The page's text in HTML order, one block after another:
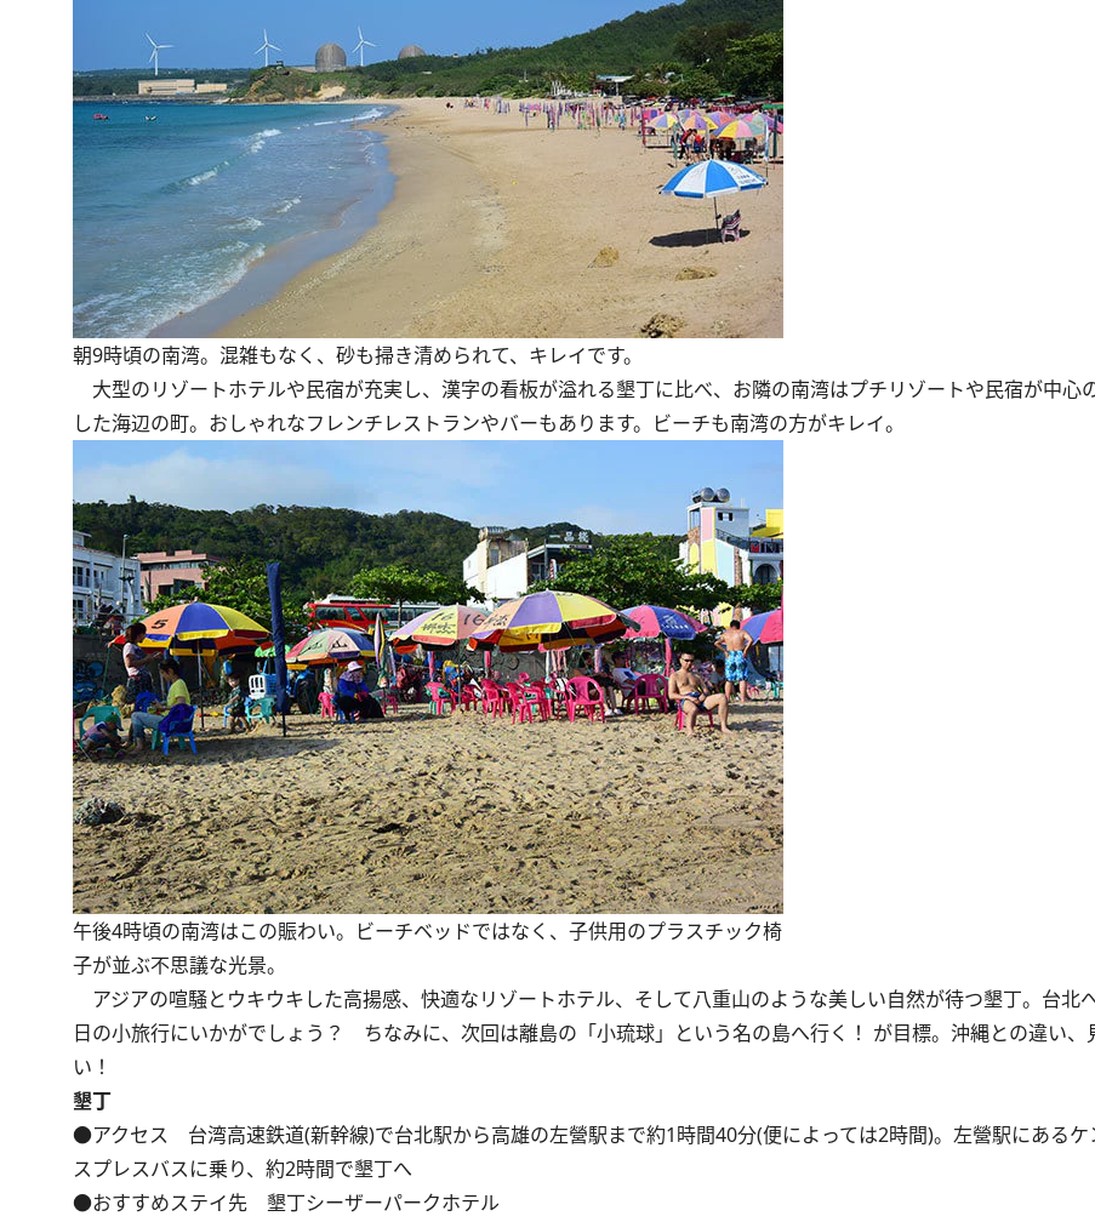
朝9時頃の南湾。混雑もなく、砂も掃き清められて、キレイです。
大型のリゾートホテルや民宿が充実し、漢字の看板が溢れる墾丁に比べ、お隣の南湾はプチリゾートや民宿が中心
した海辺の町。おしゃれなフレンチレストランやバーもあります。ビーチも南湾の方がキレイ。
午後4時頃の南湾はこの賑わい。ビーチベッドではなく、子供用のプラスチック椅
子が並ぶ不思議な光景。
アジアの喧騒とウキウキした高揚感、快適なリゾートホテル、そして八重山のような美しい自然が待つ墾丁。台北
日の小旅行にいかがでしょう？ ちなみに、次回は離島の「小琉球」という名の島へ行く！ が目標。沖縄との違い、
い！
墾丁
●アクセス 台湾高速鉄道(新幹線)で台北駅から高雄の左營駅まで約1時間40分(便によっては2時間)。左營駅にあるケ
スプレスバスに乗り、約2時間で墾丁へ
●おすすめステイ先 墾丁シーザーパークホテル